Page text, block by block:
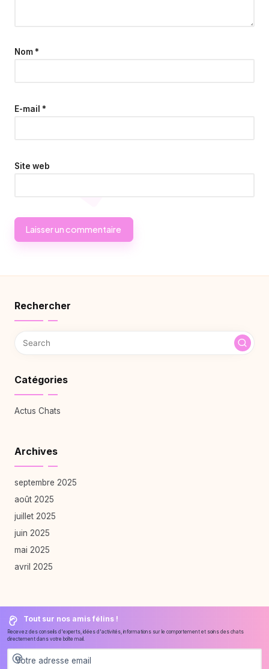
Nom *
E-mail *
Site web
Rechercher
Catégories
Actus Chats
Archives
septembre 2025
août 2025
juillet 2025
juin 2025
mai 2025
avril 2025
Tout sur nos amis félins !
Recevez des conseils d'experts, idées d'activités, informations sur le comportement et soins des chats
directement dans votre boîte mail.